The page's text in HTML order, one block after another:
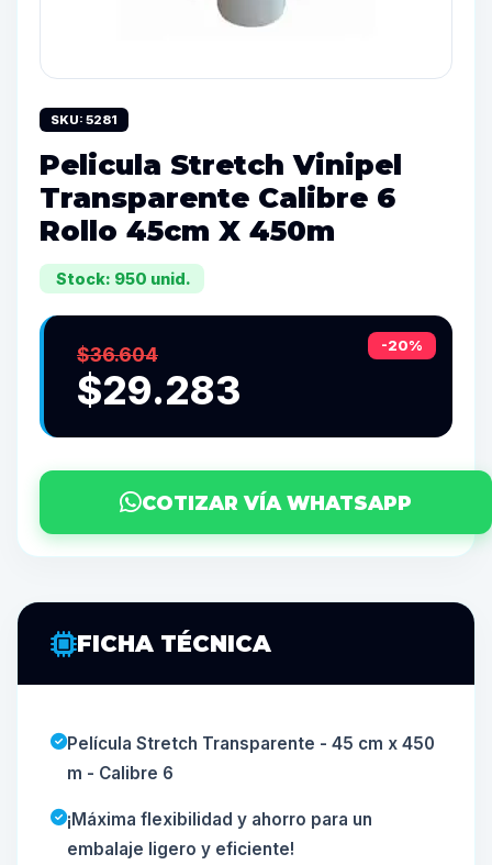
SKU: 5281
Pelicula Stretch Vinipel
Transparente Calibre 6
Rollo 45cm X 450m
Stock: 950 unid.
-20%
$36.604
$29.283
COTIZAR VÍA WHATSAPP
FICHA TÉCNICA
Película Stretch Transparente - 45 cm x 450
m - Calibre 6
¡Máxima flexibilidad y ahorro para un
embalaje ligero y eficiente!